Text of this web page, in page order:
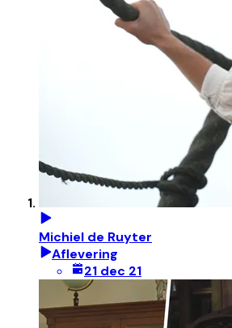
Michiel de Ruyter
Aflevering
21 dec 21